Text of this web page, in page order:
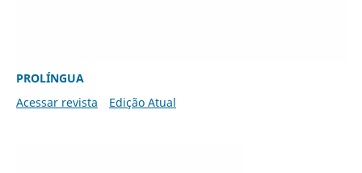
PROLÍNGUA
Acessar revista
Edição Atual